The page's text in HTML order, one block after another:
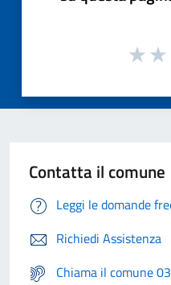
Contatta il comune
Leggi le domande
Richiedi Assistenza
Chiama il comune